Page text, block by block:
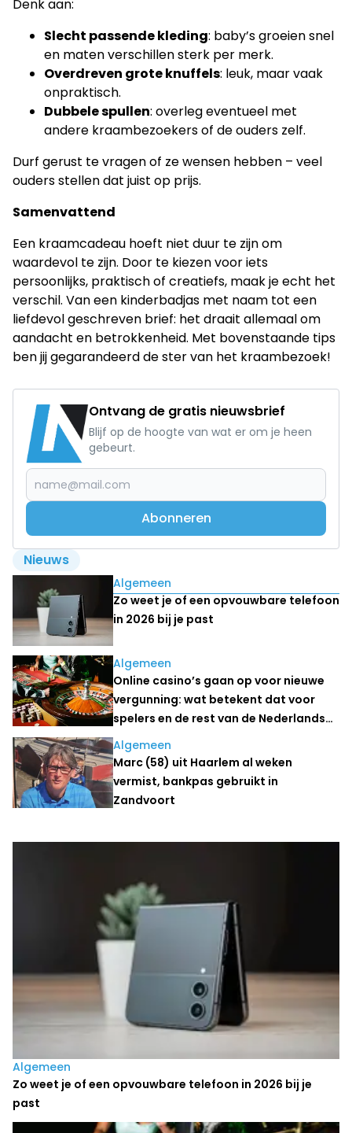
Denk aan:
Slecht passende kleding: baby’s groeien snel
en maten verschillen sterk per merk.
Overdreven grote knuffels: leuk, maar vaak
onpraktisch.
Dubbele spullen: overleg eventueel met
andere kraambezoekers of de ouders zelf.
Durf gerust te vragen of ze wensen hebben – veel
ouders stellen dat juist op prijs.
Samenvattend
Een kraamcadeau hoeft niet duur te zijn om
waardevol te zijn. Door te kiezen voor iets
persoonlijks, praktisch of creatiefs, maak je echt het
verschil. Van een kinderbadjas met naam tot een
liefdevol geschreven brief: het draait allemaal om
aandacht en betrokkenheid. Met bovenstaande tips
ben jij gegarandeerd de ster van het kraambezoek!
Ontvang de gratis nieuwsbrief
Blijf op de hoogte van wat er om je heen
gebeurt.
Abonneren
Nieuws
Lees ook
Algemeen
Zo weet je of een opvouwbare telefoon
in 2026 bij je past
Algemeen
Online casino’s gaan op voor nieuwe
vergunning: wat betekent dat voor
spelers en de rest van de Nederlandse
kansspelmarkt?
Algemeen
Marc (58) uit Haarlem al weken
vermist, bankpas gebruikt in
Zandvoort
Laatste nieuws
Algemeen
Zo weet je of een opvouwbare telefoon in 2026 bij je
past